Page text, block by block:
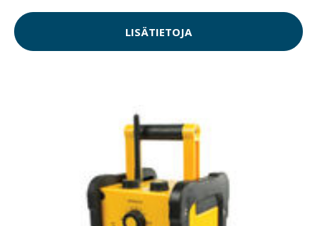
LISÄTIETOJA